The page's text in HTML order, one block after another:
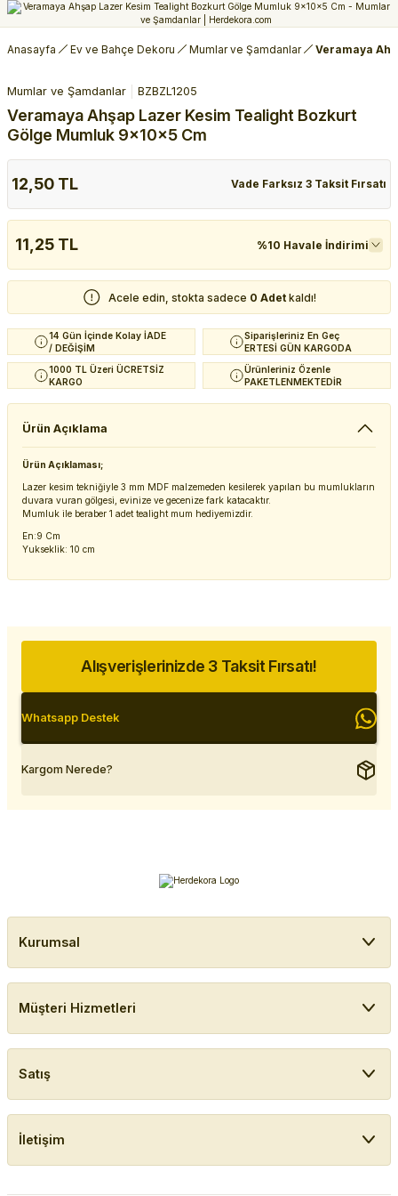
Anasayfa Ev ve Bahçe Dekoru Mumlar ve Şamdanlar Veramaya
Mumlar ve Şamdanlar BZBZL1205
Veramaya Ahşap Lazer Kesim Tealight Bozkurt
Gölge Mumluk 9x10x5 Cm
12,50 TL Vade Farksız 3 Taksit Fırsatı
11,25 TL %10 Havale İndirimi
Acele edin, stokta sadece 0 Adet kaldı!
14 Gün İçinde Kolay İADE
/ DEĞİŞİM
Siparişleriniz En Geç
ERTESİ GÜN KARGODA
1000 TL Üzeri ÜCRETSİZ
KARGO
Ürünleriniz Özenle
PAKETLENMEKTEDİR
Ürün Açıklama
Ürün Açıklaması;
Lazer kesim tekniğiyle 3 mm MDF malzemeden kesilerek yapılan bu mumlukların
duvara vuran gölgesi, evinize ve gecenize fark katacaktır.
Mumluk ile beraber 1 adet tealight mum hediyemizdir.
En:9 Cm
Yukseklik: 10 cm
Alışverişlerinizde 3 Taksit Fırsatı!
Whatsapp Destek
Kargom Nerede?
Kurumsal
Müşteri Hizmetleri
Satış
İletişim